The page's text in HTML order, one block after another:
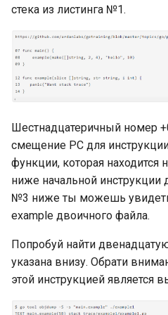
Константы и переменные
О терминологии
«присваивание»
Области действия
переменных и
именованные константы
Подробнее об объявлениях
констант
Введение выведения
типов в Go
устройство
Bool
Конвертация типов (Type
casting)
Интерфейсы в Go: процесс
создания itab и itabTable
Интерфейсы в Go:
полиморфизм
Интерфейсы в Go:
рефлексия (reflection)
Подробнее об интерфейсах
Go
Интерфейсы в Go: упаковка
значений
Функции make и new
Полезные типы и пакеты
для ввода-вывода: пакет
ioutil
Пакет io: правила чтения и
потоковые данные
Пакет io: цепочка reader’ов
io.Writer
Реализация
пользовательского io.Writer
Полезные типы и пакеты
для ввода-вывода: os.File и
Мьютексы
Использование
mutex.Lock() и mutex.Unlock()
стека из листинга №1.
Шестнадцатеричный номер
смещение PC для
функции, которая находится
ниже начальной инструкции
№3 ниже ты можешь
example двоичного файла.
Попробуй найти
указана внизу. Обрати
этой инструкцией является